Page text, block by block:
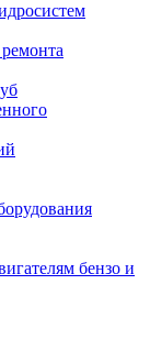
бензо и